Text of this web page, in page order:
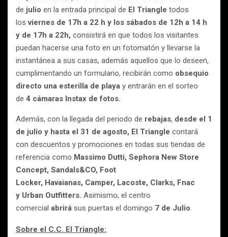
de julio en la entrada principal de El Triangle todos
losviernes de 17h a 22 h y los sábados de 12h a 14 h
y de 17h a 22h, consistirá en que todos los visitantes
puedan hacerse una foto en un fotomatón y llevarse la
instantánea a sus casas, además aquellos que lo deseen,
cumplimentando un formulario, recibirán como obsequio
directo una esterilla de playa y entrarán en el sorteo
de 4 cámaras Instax de fotos.
Además, con la llegada del periodo de rebajas, desde el 1
de julio y hasta el 31 de agosto, El Triangle contará
con descuentos y promociones en todas sus tiendas de
referencia como Massimo Dutti, Sephora New Store
Concept, Sandals&CO, Foot
Locker, Havaianas, Camper, Lacoste, Clarks, Fnac
y Urban Outfitters. Asimismo, el centro
comercial abrirá sus puertas el domingo 7 de Julio.
Sobre el C.C. El Triangle: